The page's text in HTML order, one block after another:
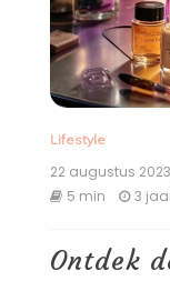
Lifestyle
22 augustus 2023
5 min 3
Ontdek